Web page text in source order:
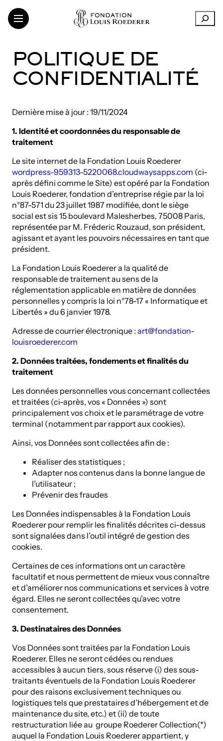
Aller
au
contenu
R
e
r
c
LA FONDATION
SOUTIEN AUX INSTITUTIONS
CRÉATION CONTEMPORAINE
ART DANS LES VIGNOBLES
ARTISTES ET CHERCHEURS
LinkedIn FR EN
POLITIQUE DE
CONFIDENTIALITÉ
Dernière mise à jour : 19/11/2024
1. Identité et coordonnées du responsable de
traitement
Le site internet de la Fondation Louis Roederer
wordpress-959313-5220068.cloudwaysapps.com (ci-
après défini comme le Site) est opéré par la Fondation
Louis Roederer, fondation d’entreprise régie par la loi
n°87-571 du 23 juillet 1987 modifiée, dont le siège
social est sis 15 boulevard Malesherbes, 75008 Paris,
représentée par M. Fréderic Rouzaud, son président,
agissant et ayant les pouvoirs nécessaires en tant que
président.
La Fondation Louis Roederer a la qualité de
responsable de traitement au sens de la
réglementation applicable en matière de données
personnelles y compris la loi n°78-17 « Informatique et
Libertés » du 6 janvier 1978.
Adresse de courrier électronique : art@fondation-
louisroederer.com
2. Données traitées, fondements et finalités du
traitement
Les données personnelles vous concernant collectées
et traitées (ci-après, vos « Données ») sont
principalement vos choix et le paramétrage de votre
terminal (notamment par rapport aux cookies).
Ainsi, vos Données sont collectées afin de :
Réaliser des statistiques ;
Adapter nos contenus dans la bonne langue de
l’utilisateur ;
Prévenir des fraudes
Les Données indispensables à la Fondation Louis
Roederer pour remplir les finalités décrites ci-dessus
sont signalées dans l’outil intégré de gestion des
cookies.
Certaines de ces informations ont un caractère
facultatif et nous permettent de mieux vous connaître
et d’améliorer nos communications et services à votre
égard. Elles ne seront collectées qu’avec votre
consentement.
3. Destinataires des Données
Vos Données sont traitées par la Fondation Louis
Roederer. Elles ne seront cédées ou rendues
accessibles à aucun tiers, sous réserve (i) des sous-
traitants éventuels de la Fondation Louis Roederer
pour des raisons exclusivement techniques ou
logistiques tels que prestataires d’hébergement et de
maintenance du site, etc.) et (ii) de toute
restructuration liée au groupe Roederer Collection(*)
auquel la Fondation Louis Roederer appartient, y